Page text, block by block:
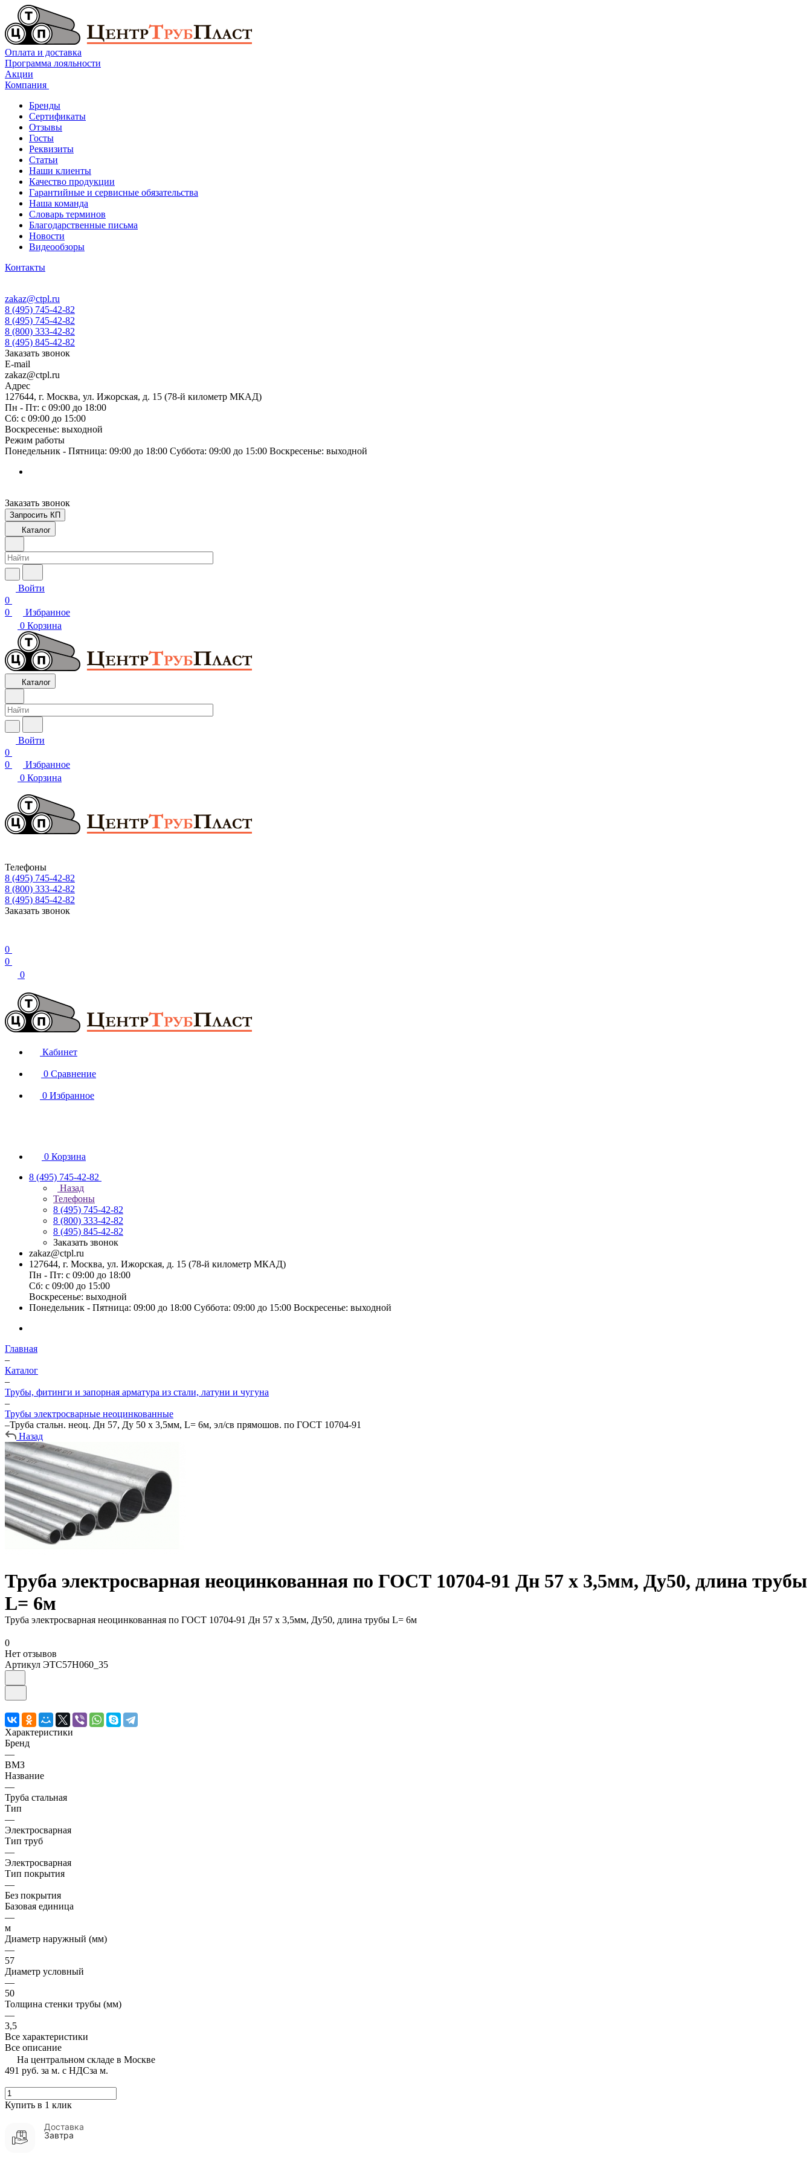
Оплата и доставка
Программа лояльности
Акции
Компания
Бренды
Сертификаты
Отзывы
Госты
Реквизиты
Статьи
Наши клиенты
Качество продукции
Гарантийные и сервисные обязательства
Наша команда
Словарь терминов
Благодарственные письма
Новости
Видеообзоры
Контакты
zakaz@ctpl.ru
8 (495) 745-42-82
8 (495) 745-42-82
8 (800) 333-42-82
8 (495) 845-42-82
Заказать звонок
E-mail
zakaz@ctpl.ru
Адрес
127644, г. Москва, ул. Ижорская, д. 15 (78-й километр МКАД)
Пн - Пт: с 09:00 до 18:00
Сб: с 09:00 до 15:00
Воскресенье: выходной
Режим работы
Понедельник - Пятница: 09:00 до 18:00 Суббота: 09:00 до 15:00 Воскресенье: выходной
Заказать звонок
Запросить КП
Каталог
Войти
0
0
Избранное
0 Корзина
Каталог
Войти
0
0
Избранное
0 Корзина
Телефоны
8 (495) 745-42-82
8 (800) 333-42-82
8 (495) 845-42-82
Заказать звонок
0
0
0
Кабинет
0 Сравнение
0 Избранное
0 Корзина
8 (495) 745-42-82
Назад
Телефоны
8 (495) 745-42-82
8 (800) 333-42-82
8 (495) 845-42-82
Заказать звонок
zakaz@ctpl.ru
127644, г. Москва, ул. Ижорская, д. 15 (78-й километр МКАД)
Пн - Пт: с 09:00 до 18:00
Сб: с 09:00 до 15:00
Воскресенье: выходной
Понедельник - Пятница: 09:00 до 18:00 Суббота: 09:00 до 15:00 Воскресенье: выходной
Главная
–
Каталог
–
Трубы, фитинги и запорная арматура из стали, латуни и чугуна
–
Трубы электросварные неоцинкованные
–Труба стальн. неоц. Дн 57, Ду 50 х 3,5мм, L= 6м, эл/св прямошов. по ГОСТ 10704-91
Назад
Труба электросварная неоцинкованная по ГОСТ 10704-91 Дн 57 х 3,5мм, Ду50, длина трубы
L= 6м
Труба электросварная неоцинкованная по ГОСТ 10704-91 Дн 57 х 3,5мм, Ду50, длина трубы L= 6м
0
Нет отзывов
Артикул ЭТС57Н060_35
Характеристики
Бренд
—
ВМЗ
Название
—
Труба стальная
Тип
—
Электросварная
Тип труб
—
Электросварная
Тип покрытия
—
Без покрытия
Базовая единица
—
м
Диаметр наружный (мм)
—
57
Диаметр условный
—
50
Толщина стенки трубы (мм)
—
3,5
Все характеристики
Все описание
На центральном складе в Москве
491 руб. за м. с НДСза м.
Купить в 1 клик
Доставка
Завтра